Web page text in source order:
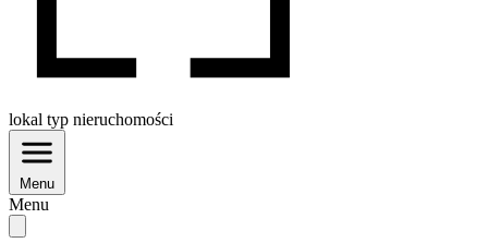
lokal typ nieruchomości
Menu
Menu